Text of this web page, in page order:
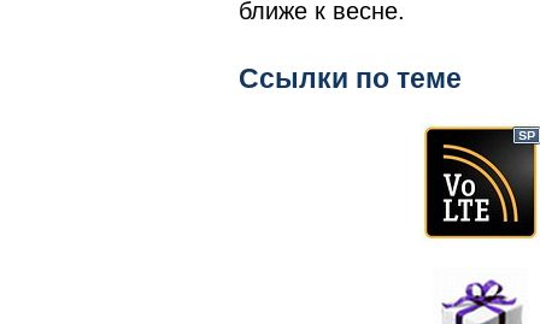
ближе к весне.
Ссылки по теме